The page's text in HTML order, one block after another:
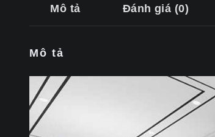
Mô tả Đánh giá (0)
Mô tả